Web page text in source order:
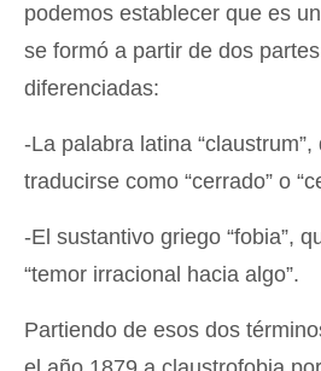
podemos establecer que es
se formó a partir de dos
diferenciadas:
-La palabra latina
traducirse como “cerrado” o
-El sustantivo griego “fobia”,
“temor irracional hacia algo”.
Partiendo de esos dos